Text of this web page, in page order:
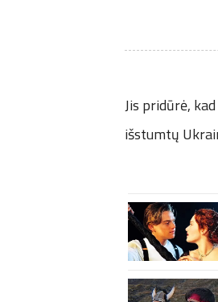
Jis pridūrė,
išstumtų